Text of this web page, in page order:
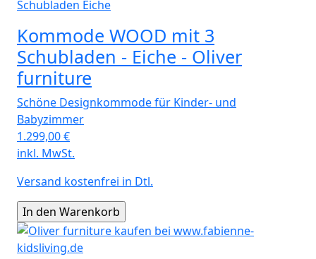
Kommode WOOD mit 3
Schubladen - Eiche - Oliver
furniture
Schöne Designkommode für Kinder- und
Babyzimmer
1.299,00€
inkl. MwSt.
Versand kostenfrei in Dtl.